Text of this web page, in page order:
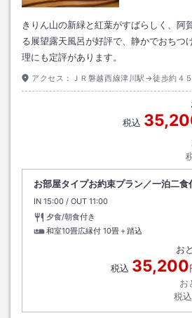
きりん山の新緑と紅葉がすばらしく、阿
る展望露天風呂が好評で、静かでおちつ
理にも定評があります。
アクセス： ＪＲ磐越西線津川駅→徒歩約４
税込
お部屋タイプお約束プラン／一泊二食
IN チェックイン
15:00 / OUT チェックアウト
11:00
夕食/朝食付き
和室10畳広縁付 10畳＋踏込
お
税込 35,200
お
税込